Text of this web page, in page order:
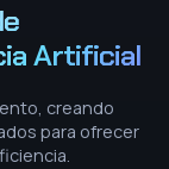
Artificial
creando
para ofrecer